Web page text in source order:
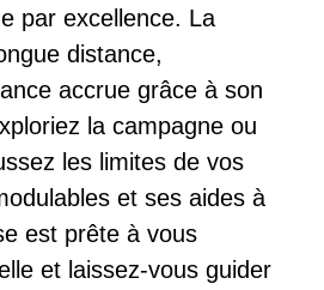
par excellence. La
distance,
accrue grâce à son
la campagne ou
les limites de vos
et ses aides à
est prête à vous
et laissez-vous guider